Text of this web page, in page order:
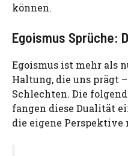
können.
Egoismus Sprüche:
Egoismus ist mehr als
Haltung, die uns prägt
Schlechten. Die
fangen diese Dualität
die eigene Perspektive